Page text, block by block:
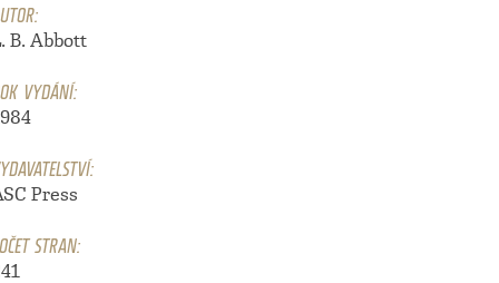
B. Abbott
VYDÁNÍ:
Press
STRAN: